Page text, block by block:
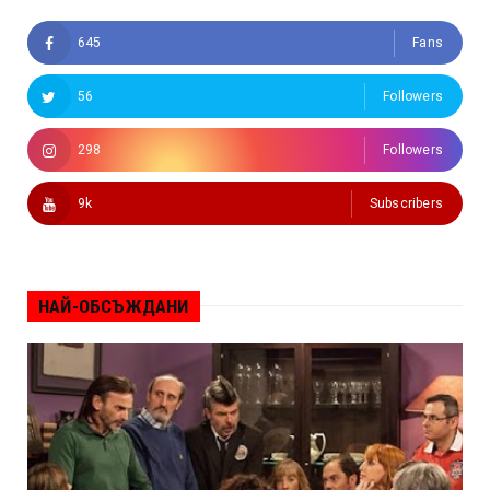
645 Fans
56 Followers
298 Followers
9k Subscribers
НАЙ-ОБСЪЖДАНИ